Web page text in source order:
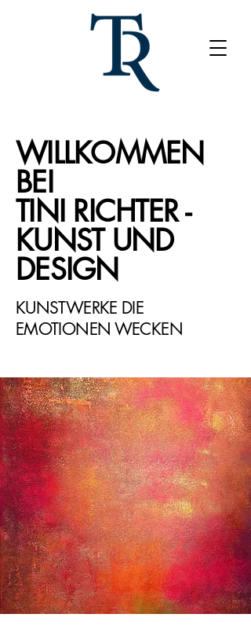
WILLKOMMEN
BEI
TINI RICHTER -
KUNST UND
DESIGN
KUNSTWERKE DIE
EMOTIONEN WECKEN